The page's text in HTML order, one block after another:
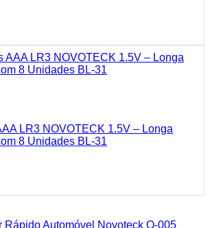
LR3 NOVOTECK 1.5V – Longa
8 Unidades BL-31